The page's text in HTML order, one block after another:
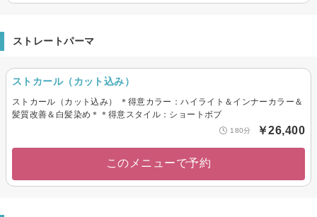
ストレートパーマ
ストカール（カット込み）
ストカール（カット込み） ＊得意カラー：ハイライト＆インナーカラー＆
髪質改善＆白髪染め＊＊得意スタイル：ショートボブ
180分 ￥26,400
このメニューで予約